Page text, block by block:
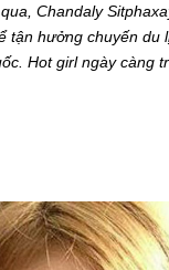
Chandaly
tận hưởng chuyến du
Hot girl ngày càng